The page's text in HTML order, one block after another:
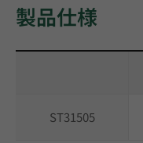
製品仕様
ST31505